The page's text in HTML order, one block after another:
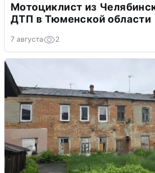
Мотоциклист из
ДТП в Тюменской области
7 августа 2